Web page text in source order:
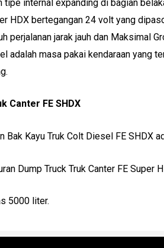
tipe internal expanding di bagian
HDX bertegangan 24 volt yang
perjalanan jarak jauh dan Maksimal
adalah masa pakai kendaraan yang
Canter FE SHDX
Bak Kayu Truk Colt Diesel FE SHDX
Dump Truck Truk Canter FE Super
5000 liter.